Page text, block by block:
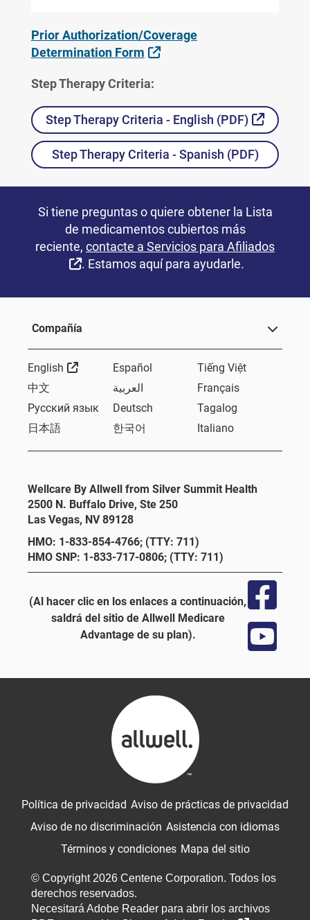
Prior Authorization/Coverage
Determination Form
Sitio Externo
Step Therapy Criteria:
Step Therapy Criteria - English (PDF) Sitio
Step Therapy Criteria - Spanish (PDF)
Si tiene preguntas o quiere obtener la Lista
de medicamentos cubiertos más
reciente, contacte a Servicios para Afiliados
Sitio Externo
. Estamos aquí para ayudarle.
Compañía
English Sitio Externo
Español
Tiếng Việt
中文
العربية
Français
Русский язык
Deutsch
Tagalog
日本語
한국어 Italiano
Wellcare By Allwell from Silver Summit Health
2500 N. Buffalo Drive, Ste 250
Las Vegas, NV 89128
HMO: 1-833-854-4766; (TTY: 711)
HMO SNP: 1-833-717-0806; (TTY: 711)
(Al hacer clic en los enlaces a continuación,
saldrá del sitio de Allwell Medicare
Advantage de su plan).
Política de privacidad Aviso de prácticas de privacidad
Aviso de no discriminación Asistencia con idiomas
Términos y condiciones Mapa del sitio
© Copyright 2026 Centene Corporation. Todos los
derechos reservados.
Necesitará Adobe Reader para abrir los archivos